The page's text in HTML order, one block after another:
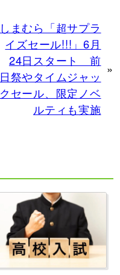
しまむら「超サプラ
イズセール!!!」6月
24日スタート 前
日祭やタイムジャッ
クセール、限定ノベ
ルティも実施
»